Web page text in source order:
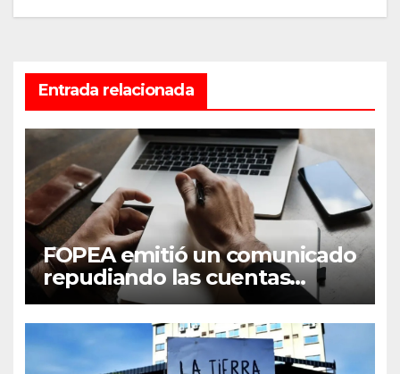
Entrada relacionada
FOPEA emitió un comunicado
repudiando las cuentas
pseudo periodísticas de
Instagram en Mar del Plata